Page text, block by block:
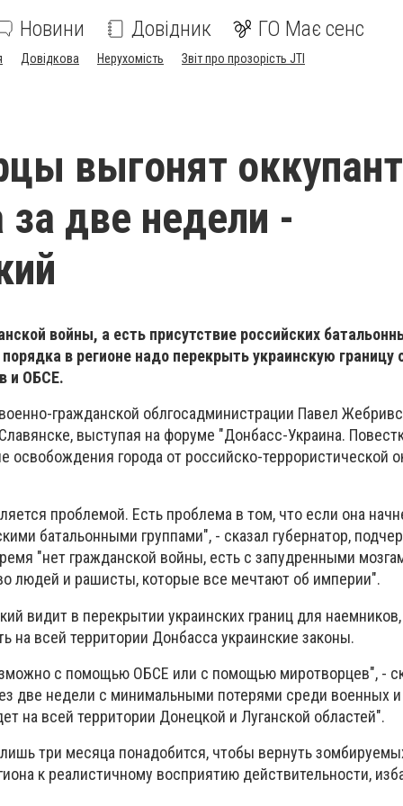
Новини Довідник ГО Має сенс
Довідкова Нерухомість Звіт про прозорість JTI
выгонят
две недели -
войны, а есть присутствие российских
в регионе надо перекрыть украинскую границу
и ОБСЕ.
гражданской облгосадминистрации Павел
выступая на форуме "Донбасс-Украина.
города от российско-террористической
проблемой. Есть проблема в том, что если она
батальонными группами", - сказал губернатор,
"нет гражданской войны, есть с запудренными
людей и рашисты, которые все мечтают об империи".
видит в перекрытии украинских границ для
на всей территории Донбасса украинские законы.
с помощью ОБСЕ или с помощью миротворцев", -
две недели с минимальными потерями среди военных
на всей территории Донецкой и Луганской областей".
три месяца понадобится, чтобы вернуть
к реалистичному восприятию действительности,